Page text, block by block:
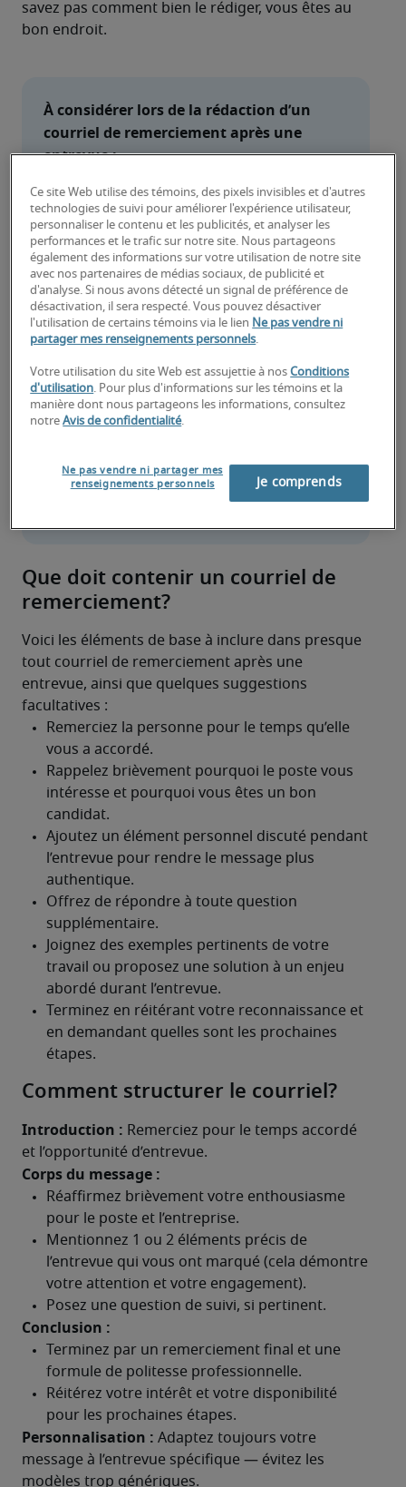
savez pas comment bien le rédiger, vous êtes au
bon endroit.
À considérer lors de la rédaction d’un
courriel de remerciement après une
entrevue :
Que doit contenir le courriel?
Comment structurer le message?
Quand l’envoyer?
Comment adopter un ton
professionnel et enthousiaste?
paraître insistant?
Modèles de courriel de suivi après une
Foire aux questions (FAQ)
Que doit contenir un courriel de
remerciement?
Voici les éléments de base à inclure dans presque
tout courriel de remerciement après une
entrevue, ainsi que quelques suggestions
facultatives :
Comment structurer le courriel?
Introduction : Remerciez pour le temps accordé
et l’opportunité d’entrevue.
Corps du message :
Conclusion :
Personnalisation : Adaptez toujours votre
message à l’entrevue spécifique — évitez les
modèles trop génériques.
Ce site Web utilise des témoins, des pixels invisibles et d'autres
technologies de suivi pour améliorer l'expérience utilisateur,
personnaliser le contenu et les publicités, et analyser les
performances et le trafic sur notre site. Nous partageons
également des informations sur votre utilisation de notre site
avec nos partenaires de médias sociaux, de publicité et
d'analyse. Si nous avons détecté un signal de préférence de
désactivation, il sera respecté. Vous pouvez désactiver
l'utilisation de certains témoins via le lien Ne pas vendre ni
partager mes renseignements personnels.
Votre utilisation du site Web est assujettie à nosConditions
d'utilisation. Pour plus d'informations sur les témoins et la
manière dont nous partageons les informations, consultez
notreAvis de confidentialité.
Ne pas vendre ni partager mes
renseignements personnels
Je comprends